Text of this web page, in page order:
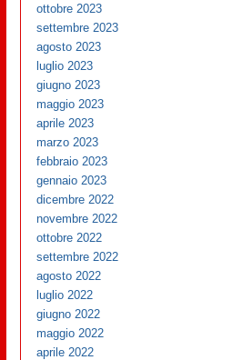
ottobre 2023
settembre 2023
agosto 2023
luglio 2023
giugno 2023
maggio 2023
aprile 2023
marzo 2023
febbraio 2023
gennaio 2023
dicembre 2022
novembre 2022
ottobre 2022
settembre 2022
agosto 2022
luglio 2022
giugno 2022
maggio 2022
aprile 2022